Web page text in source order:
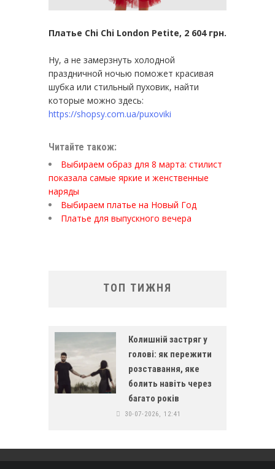
Платье Chi Chi London Petite, 2 604 грн.
Ну, а не замерзнуть холодной
праздничной ночью поможет красивая
шубка или стильный пуховик, найти
которые можно здесь:
https://shopsy.com.ua/puxoviki
Читайте також:
Выбираем образ для 8 марта: стилист
показала самые яркие и женственные
наряды
Выбираем платье на Новый Год
Платье для выпускного вечера
ТОП ТИЖНЯ
Колишній застряг у
голові: як пережити
розставання, яке
болить навіть через
багато років
30-07-2026, 12:41